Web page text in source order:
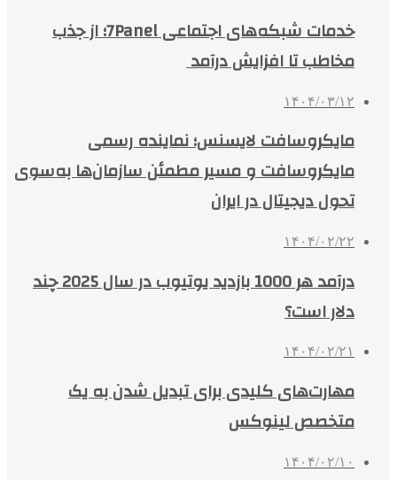
خدمات شبکه‌های اجتماعی 7Panel؛ از جذب
مخاطب تا افزایش درآمد
۱۴۰۴/۰۳/۱۲
مایکروسافت لایسنس؛ نماینده رسمی
مایکروسافت و مسیر مطمئن سازمان‌ها به‌سوی
تحول دیجیتال در ایران
۱۴۰۴/۰۲/۲۲
درآمد هر 1000 بازدید یوتیوب در سال 2025 چند
دلار است؟
۱۴۰۴/۰۲/۲۱
مهارت‌های کلیدی برای تبدیل شدن به یک
متخصص لینوکس
۱۴۰۴/۰۲/۱۰